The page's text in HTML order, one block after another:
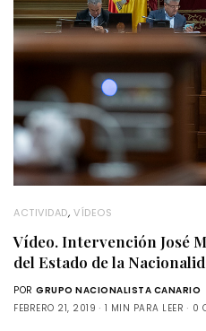
ACTIVIDAD,VÍDEOS
Vídeo. Intervención José
del Estado de la
POR GRUPO NACIONALISTA CANARIO
FEBRERO 21, 2019
1 MIN PARA LEER 0